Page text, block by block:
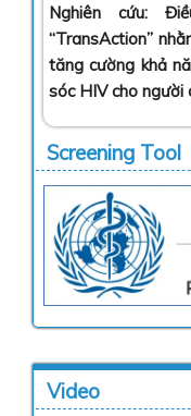
Nghiên cứu:
“TransAction”
tăng cường khả
sóc HIV cho người
Screening Tool
Video